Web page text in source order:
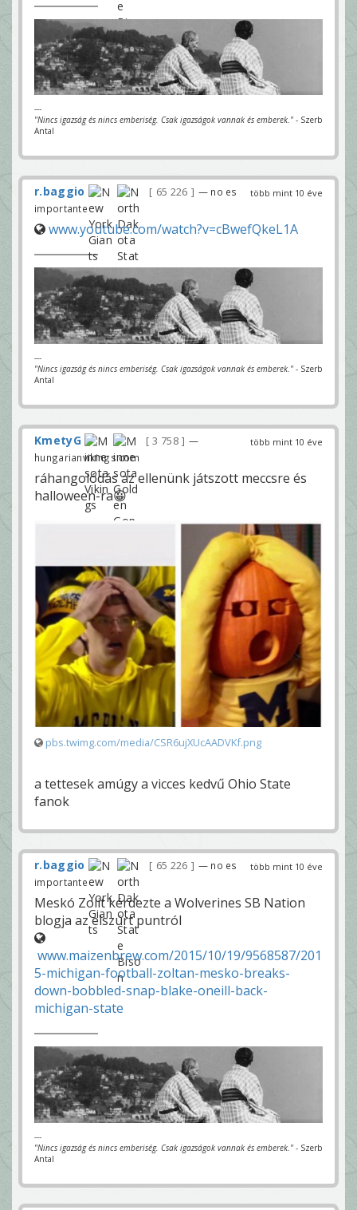
---
"Nincs igazság és nincs emberiség. Csak igazságok vannak és emberek." - Szerb
Antal
több mint 10 éve
r.baggio 65 226
— no es
importante
www.youtube.com/watch?v=cBwefQkeL1A
---
"Nincs igazság és nincs emberiség. Csak igazságok vannak és emberek." - Szerb
Antal
több mint 10 éve
KmetyG 3 758
—
hungarianvikings.com
ráhangolódás az ellenünk játszott meccsre és
halloween-ra😀
pbs.twimg.com/media/CSR6ujXUcAADVKf.png
a tettesek amúgy a vicces kedvű Ohio State
fanok
több mint 10 éve
r.baggio 65 226
— no es
importante
Meskó Zolit kérdezte a Wolverines SB Nation
blogja az elszúrt puntról
www.maizenbrew.com/2015/10/19/9568587/201
5-michigan-football-zoltan-mesko-breaks-
down-bobbled-snap-blake-oneill-back-
michigan-state
---
"Nincs igazság és nincs emberiség. Csak igazságok vannak és emberek." - Szerb
Antal